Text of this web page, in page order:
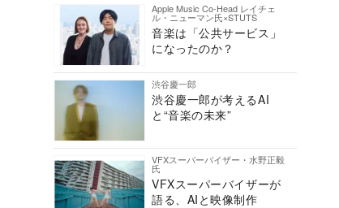
Apple Music Co-Head レイチェ
ル・ニューマン氏×STUTS
音楽は「公共サービス」
になったのか？
渋谷慶一郎
渋谷慶一郎が考えるAI
と“音楽の未来”
VFXスーパーバイザー・水野正毅
氏
VFXスーパーバイザーが
語る、AIと映像制作